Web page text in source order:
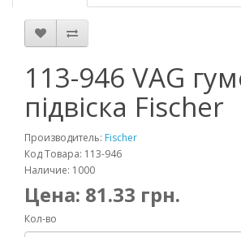
113-946 VAG
підвіска Fischer
Производитель: Fischer
Код Товара: 113-946
Наличие: 1000
Цена: 81.33 грн.
Кол-во